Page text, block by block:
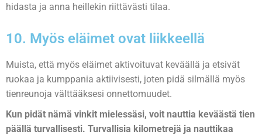
hidasta ja anna heillekin riittävästi tilaa.
10. Myös eläimet ovat liikkeellä
Muista, että myös eläimet aktivoituvat keväällä ja etsivät
ruokaa ja kumppania aktiivisesti, joten pidä silmällä myös
tienreunoja välttääksesi onnettomuudet.
Kun pidät nämä vinkit mielessäsi, voit nauttia keväästä tien
päällä turvallisesti. Turvallisia kilometrejä ja nauttikaa